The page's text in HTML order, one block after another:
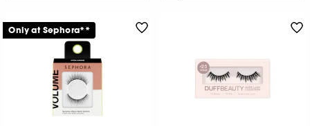
Only at Sephora**